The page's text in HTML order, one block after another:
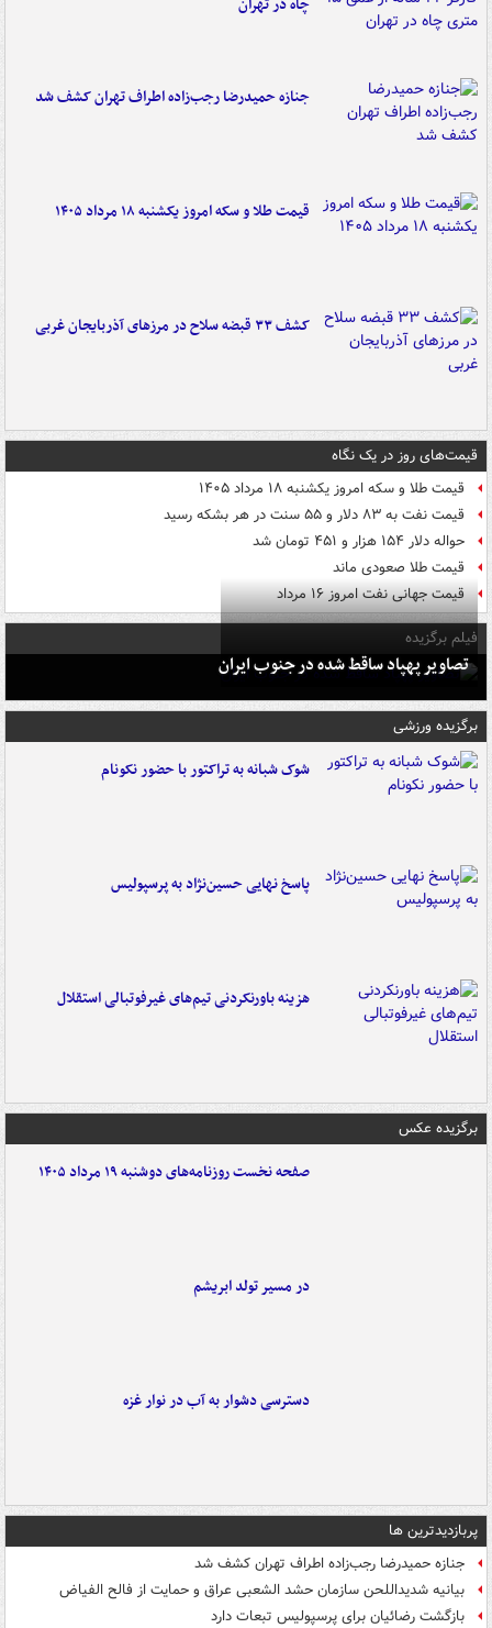
چاه در تهران
جنازه حمیدرضا رجب‌زاده اطراف تهران کشف شد
قیمت طلا و سکه امروز یکشنبه ۱۸ مرداد ۱۴۰۵
کشف ۳۳ قبضه سلاح در مرزهای آذربایجان غربی
قیمت‌های روز در یک نگاه
قیمت طلا و سکه امروز یکشنبه ۱۸ مرداد ۱۴۰۵
قیمت نفت به ۸۳ دلار و ۵۵ سنت در هر بشکه رسید
حواله دلار ۱۵۴ هزار و ۴۵۱ تومان شد
قیمت طلا صعودی ماند
قیمت جهانی نفت امروز ۱۶ مرداد
فیلم برگزیده
تصاویر پهپاد ساقط شده در جنوب ایران
برگزیده ورزشی
شوک شبانه به تراکتور با حضور نکونام
پاسخ نهایی حسین‌نژاد به پرسپولیس
هزینه باورنکردنی تیم‌های غیرفوتبالی استقلال
برگزیده عکس
صفحه نخست روزنامه‌های دوشنبه ۱۹ مرداد ۱۴۰۵
در مسیر تولد ابریشم
دسترسی دشوار به آب در نوار غزه
پربازدیدترین ها
جنازه حمیدرضا رجب‌زاده اطراف تهران کشف شد
بیانیه شدیداللحن سازمان حشد الشعبی عراق و حمایت از فالح الفیاض
بازگشت رضائیان برای پرسپولیس تبعات دارد